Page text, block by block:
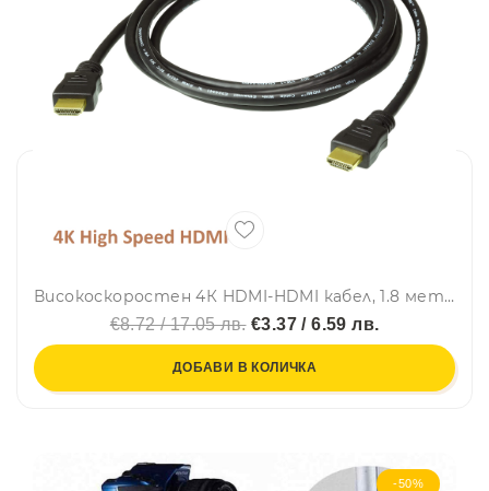
Високоскоростен 4К HDMI-HDMI кабел, 1.8 метра дължина, 10.2GBps+
€8.72 / 17.05 лв.€3.37 / 6.59 лв.
ДОБАВИ В КОЛИЧКА
-50%